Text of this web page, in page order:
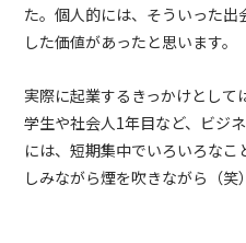
た。個人的には、そういった
した価値があったと思います。
実際に起業するきっかけとして
学生や社会人 1年目など、ビジ
には、短期集中でいろいろな
しみながら煙を吹きながら（笑